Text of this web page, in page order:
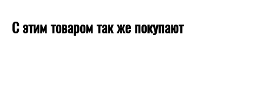
С этим товаром так же покупают